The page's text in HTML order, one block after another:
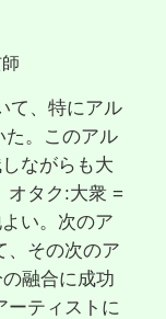
て、特にアル
た。このアル
ながらも大
オタク:大衆 =
い。次のア
、その次のア
融合に成功
ーティストに